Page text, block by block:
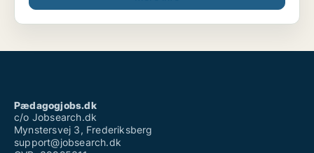
Pædagogjobs.dk
c/o Jobsearch.dk
Mynstersvej 3, Frederiksberg
support@jobsearch.dk